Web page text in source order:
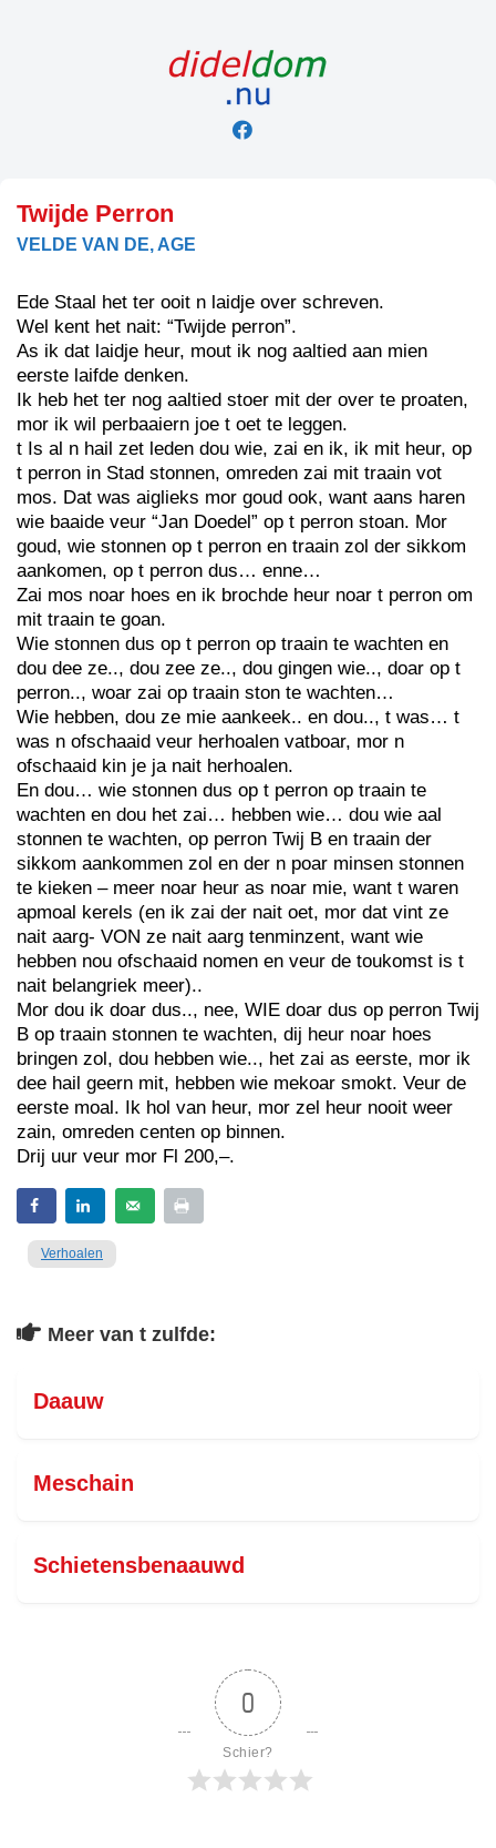
Twijde Perron
VELDE VAN DE, AGE
Ede Staal het ter ooit n laidje over schreven.
Wel kent het nait: “Twijde perron”.
As ik dat laidje heur, mout ik nog aaltied aan mien
eerste laifde denken.
Ik heb het ter nog aaltied stoer mit der over te proaten,
mor ik wil perbaaiern joe t oet te leggen.
t Is al n hail zet leden dou wie, zai en ik, ik mit heur, op
t perron in Stad stonnen, omreden zai mit traain vot
mos. Dat was aiglieks mor goud ook, want aans haren
wie baaide veur “Jan Doedel” op t perron stoan. Mor
goud, wie stonnen op t perron en traain zol der sikkom
aankomen, op t perron dus… enne…
Zai mos noar hoes en ik brochde heur noar t perron om
mit traain te goan.
Wie stonnen dus op t perron op traain te wachten en
dou dee ze.., dou zee ze.., dou gingen wie.., doar op t
perron.., woar zai op traain ston te wachten…
Wie hebben, dou ze mie aankeek.. en dou.., t was… t
was n ofschaaid veur herhoalen vatboar, mor n
ofschaaid kin je ja nait herhoalen.
En dou… wie stonnen dus op t perron op traain te
wachten en dou het zai… hebben wie… dou wie aal
stonnen te wachten, op perron Twij B en traain der
sikkom aankommen zol en der n poar minsen stonnen
te kieken – meer noar heur as noar mie, want t waren
apmoal kerels (en ik zai der nait oet, mor dat vint ze
nait aarg- VON ze nait aarg tenminzent, want wie
hebben nou ofschaaid nomen en veur de toukomst is t
nait belangriek meer)..
Mor dou ik doar dus.., nee, WIE doar dus op perron Twij
B op traain stonnen te wachten, dij heur noar hoes
bringen zol, dou hebben wie.., het zai as eerste, mor ik
dee hail geern mit, hebben wie mekoar smokt. Veur de
eerste moal. Ik hol van heur, mor zel heur nooit weer
zain, omreden centen op binnen.
Drij uur veur mor Fl 200,–.
Verhoalen
Meer van t zulfde:
Daauw
Meschain
Schietensbenaauwd
0
Schier?